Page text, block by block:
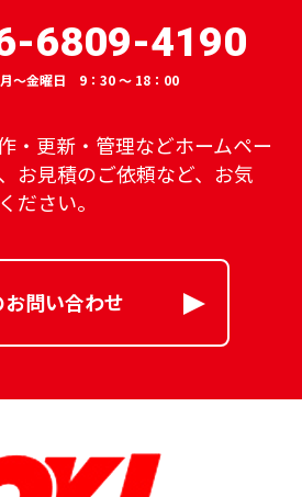
6809-4190
～金曜日 9：30 ～ 18：00
・更新・管理などホームペー
お見積のご依頼など、お気
ださい。
問い合わせ